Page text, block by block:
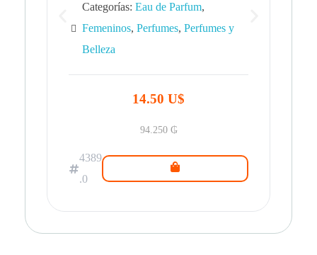
Categorías: Eau de Parfum,
Femeninos, Perfumes, Perfumes y
Belleza
14.50 U$
94.250 ₲
4389
.0